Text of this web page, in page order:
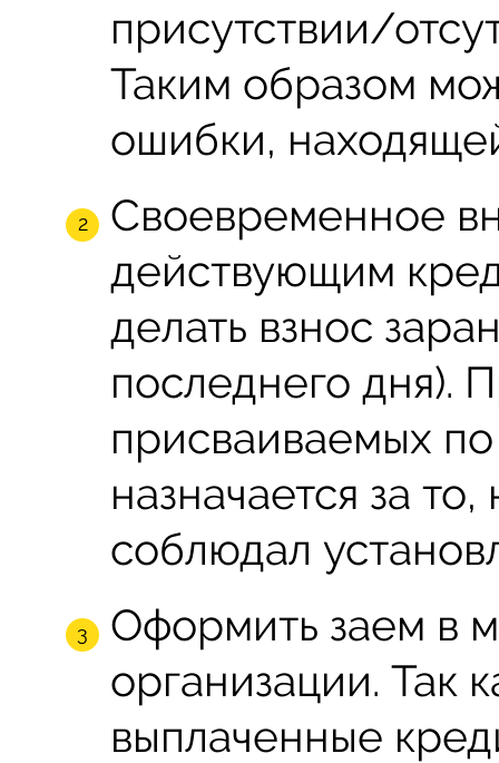
присутствии/
Таким образом
ошибки,
Своевременное
действующим
делать взнос
последнего дня).
присваиваемых
назначается за
соблюдал
Оформить заем в
организации. Так
выплаченные